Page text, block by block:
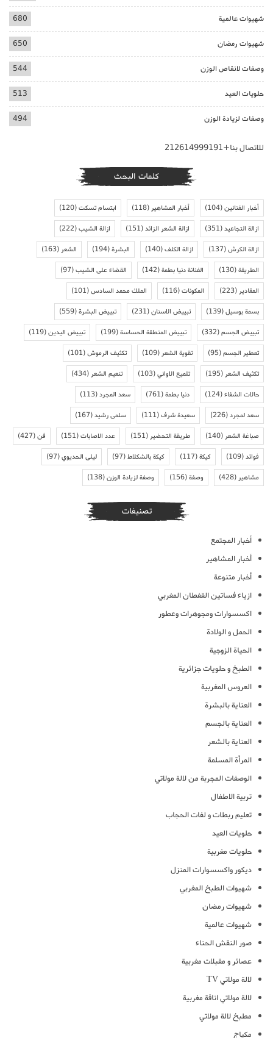
شهيوات عالمية 680
شهيوات رمضان 650
وصفات لانقاص الوزن 544
حلويات العيد 513
وصفات لزيادة الوزن 494
للاتصال بنا+212614999191
كلمات البحث
أخبار الفنانين(104) أخبار المشاهير(118) ابتسام تسكت(120)
ازالة التجاعيد(351) ازالة الشعر الزائد(151) ازالة الشيب(222)
ازالة الكرش(137) ازالة الكلف(140) البشرة(194) الشعر(163)
الطريقة(130) الفنانة دنيا بطمة(142) القضاء على الشيب(97)
المقادير(223) المكونات(116) الملك محمد السادس(101)
بسمة بوسيل(139) تبييض الاسنان(231) تبييض البشرة(559)
تبييض الجسم(332) تبييض المنطقة الحساسة(199) تبييض اليدين(119)
تعطير الجسم(95) تقوية الشعر(109) تكثيف الرموش(101)
تكثيف الشعر(195) تلميع الاواني(103) تنعيم الشعر(434)
حالات الشفاء(124) دنيا بطمة(761) سعد المجرد(113)
سعد لمجرد(226) سعيدة شرف(111) سلمى رشيد(167)
صباغة الشعر(140) طريقة التحضير(151) عدد الاصابات(151) فن(427)
فوائد(109) كيكة(117) كيكة بالشكلاط(97) ليلى الحديوي(97)
مشاهير(428) وصفة(156) وصفة لزيادة الوزن(138)
تصنيفات
أخبار المجتمع
أخبار المشاهير
أخبار متنوعة
ازياء فساتين القفطان المغربي
اكسسوارات ومجوهرات وعطور
الحمل و الولادة
الحياة الزوجية
الطبخ و حلويات جزائرية
العروس المغربية
العناية بالبشرة
العناية بالجسم
العناية بالشعر
المرأة المسلمة
الوصفات المجربة من لالة مولاتي
تربية الاطفال
تعليم ربطات و لفات الحجاب
حلويات العيد
حلويات مغربية
ديكور واكسسوارات المنزل
شهيوات الطبخ المغربي
شهيوات رمضان
شهيوات عالمية
صور النقش الحناء
عصائر و مقبلات مغربية
لالة مولاتي TV
لالة مولاتي اناقة مغربية
مطبخ لالة مولاتي
مكياج